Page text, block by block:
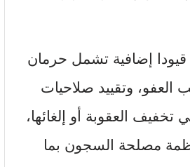
قيودا إضافية تشمل حرمان
وتقييد صلاحيات
تخفيف العقوبة أو إلغائها،
مصلحة السجون بما